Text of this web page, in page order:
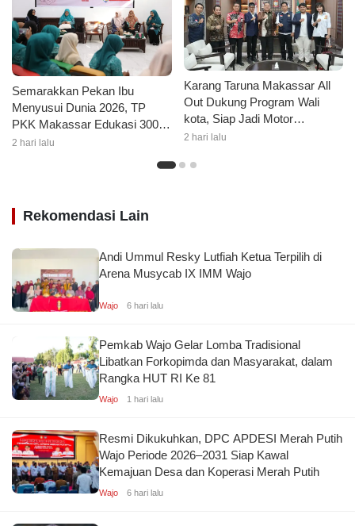
Semarakkan Pekan Ibu
Menyusui Dunia 2026, TP
PKK Makassar Edukasi 300
Ibu Hamil dan Kader PKK
2 hari lalu
Karang Taruna Makassar All
Out Dukung Program Wali
kota, Siap Jadi Motor
Penggerak Pilah Sampah
2 hari lalu
Rekomendasi Lain
Andi Ummul Resky Lutfiah Ketua Terpilih di
Arena Musycab IX IMM Wajo
Wajo 6 hari lalu
Pemkab Wajo Gelar Lomba Tradisional
Libatkan Forkopimda dan Masyarakat, dalam
Rangka HUT RI Ke 81
Wajo 1 hari lalu
Resmi Dikukuhkan, DPC APDESI Merah Putih
Wajo Periode 2026–2031 Siap Kawal
Kemajuan Desa dan Koperasi Merah Putih
Wajo 6 hari lalu